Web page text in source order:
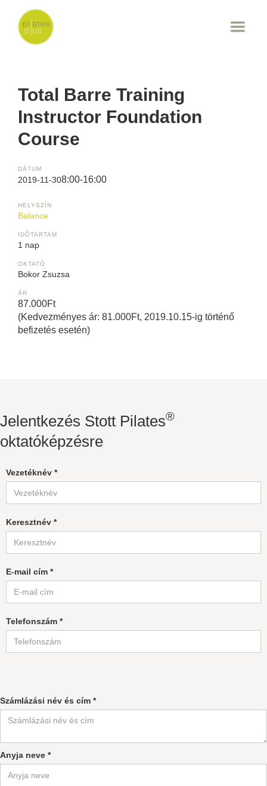
Total Barre Training
Instructor Foundation
Course
DÁTUM
2019-11-308:00-16:00
HELYSZÍN
Balance
IDŐTARTAM
1 nap
OKTATÓ
Bokor Zsuzsa
ÁR
87.000Ft
(Kedvezményes ár: 81.000Ft, 2019.10.15-ig történő
befizetés esetén)
Jelentkezés Stott Pilates®
oktatóképzésre
Vezetéknév *
Keresztnév *
E-mail cím *
Telefonszám *
Számlázási név és cím *
Anyja neve *